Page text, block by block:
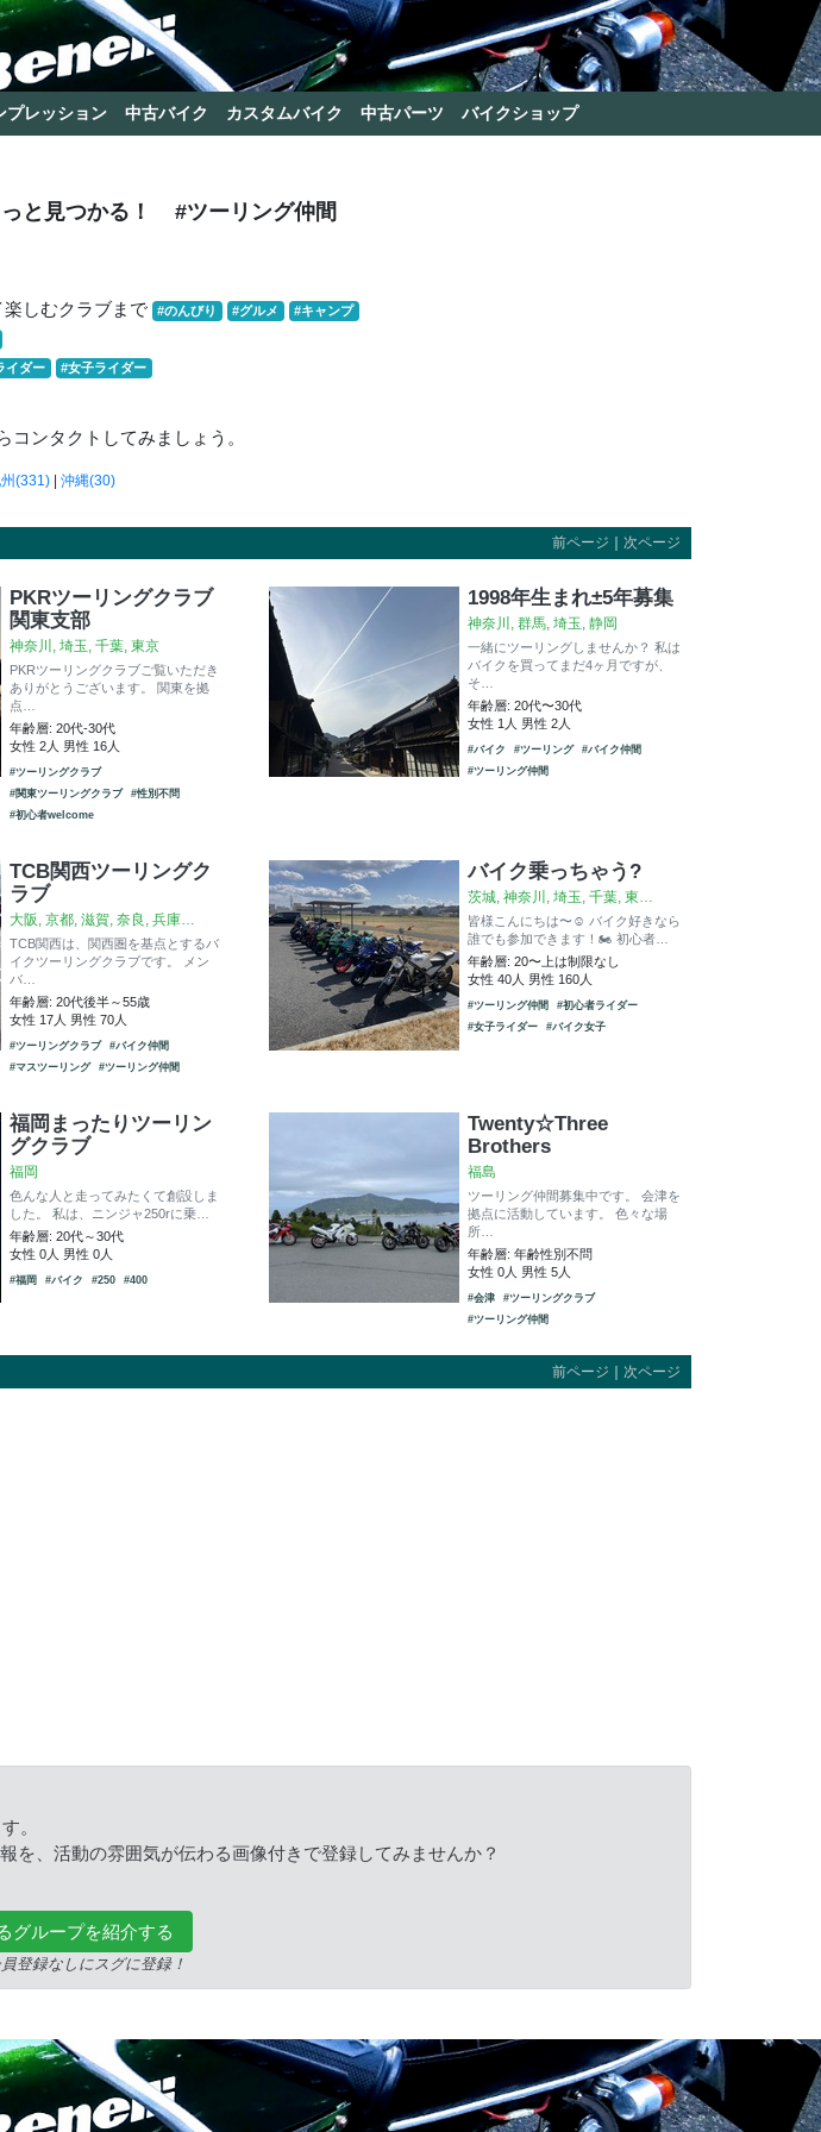
プレッション 中古バイク カスタムバイク 中古パーツ バイクショップ
と見つかる！ #ツーリング仲間
しむクラブまで #のんびり #グルメ #キャンプ
イダー #女子ライダー
ンタクトしてみましょう。
(331)| 沖縄(30)
前ページ 次ページ
PKRツーリングクラブ
関東支部
神奈川, 埼玉, 千葉, 東京
PKRツーリングクラブご覧いただき
ありがとうございます。 関東を拠
点…
年齢層: 20代-30代
女性 2人 男性 16人
#ツーリングクラブ
#関東ツーリングクラブ
#性別不問
#初心者welcome
1998年生まれ±5年募集
神奈川, 群馬, 埼玉, 静岡
一緒にツーリングしませんか？ 私は
バイクを買ってまだ4ヶ月ですが、
そ…
年齢層: 20代〜30代
女性 1人 男性 2人
#バイク #ツーリング
#バイク仲間
#ツーリング仲間
TCB関西ツーリングク
ラブ
大阪, 京都, 滋賀, 奈良, 兵庫…
TCB関西は、関西圏を基点とするバ
イクツーリングクラブです。 メン
バ…
年齢層: 20代後半～55歳
女性 17人 男性 70人
#ツーリングクラブ
#バイク仲間
#マスツーリング
#ツーリング仲間
バイク乗っちゃう?
茨城, 神奈川, 埼玉, 千葉, 東…
皆様こんにちは〜☺️ バイク好きなら
誰でも参加できます！🏍️ 初心者…
年齢層: 20〜上は制限なし
女性 40人 男性 160人
#ツーリング仲間
#初心者ライダー
#女子ライダー
#バイク女子
福岡まったりツーリン
グクラブ
福岡
色んな人と走ってみたくて創設しま
した。 私は、ニンジャ250rに乗…
年齢層: 20代～30代
女性 0人 男性 0人
#福岡 #バイク #250 #400
Twenty☆Three
Brothers
福島
ツーリング仲間募集中です。 会津を
拠点に活動しています。 色々な場
所…
年齢層: 年齢性別不問
女性 0人 男性 5人
#会津
#ツーリングクラブ
#ツーリング仲間
前ページ ｜ 次ページ
。
を、活動の雰囲気が伝わる画像付きで登録してみませんか？
グループを紹介する
登録なしにスグに登録！